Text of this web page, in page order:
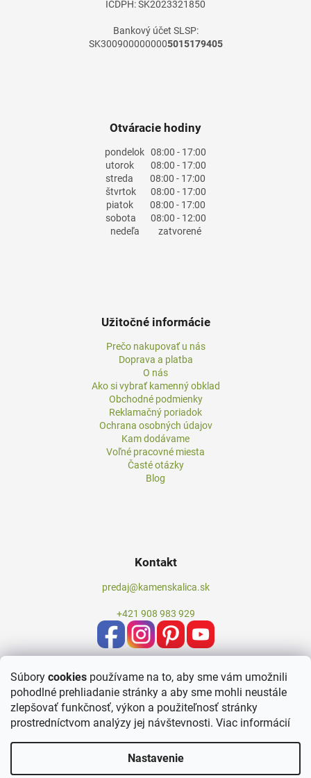
Súbory cookies používame na to, aby sme vám umožnili
pohodlné prehliadanie stránky a aby sme mohli neustále
zlepšovať funkčnosť, výkon a použiteľnosť stránky
prostredníctvom analýzy jej návštevnosti. Viac informácií
Nastavenie
IČDPH: SK2023321850
Bankový účet SLSP:
SK3009000000005015179405
Otváracie hodiny
pondelok 08:00 - 17:00
utorok08:00 - 17:00
streda 08:00 - 17:00
štvrtok08:00 - 17:00
piatok08:00 - 17:00
sobota 08:00 - 12:00
nedeľa zatvorené
Užitočné informácie
Prečo nakupovať u nás
Doprava a platba
O nás
Ako si vybrať kamenný obklad
Obchodné podmienky
Reklamačný poriadok
Ochrana osobných údajov
Kam dodávame
Voľné pracovné miesta
Časté otázky
Blog
Kontakt
predaj@kamenskalica.sk
+421 908 983 929
Vytvoril Shoptet